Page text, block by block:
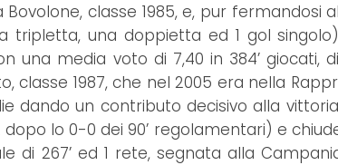
classe 1985, e, pur
una doppietta ed 1 gol
una media voto di 7,40 in 384’
1987, che nel 2005 era nella
dando un contributo decisivo alla
lo 0-0 dei 90’ regolamentari) e
267’ ed 1 rete, segnata alla